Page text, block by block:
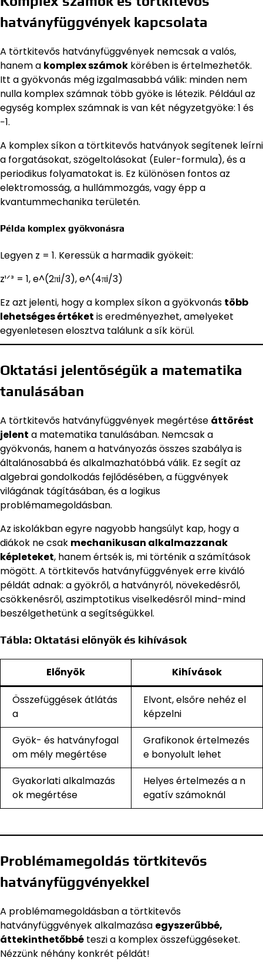
hatványfüggvények kapcsolata
A törtkitevős hatványfüggvények nemcsak a valós,
hanem a komplex számok körében is értelmezhetők.
Itt a gyökvonás még izgalmasabbá válik: minden nem
nulla komplex számnak több gyöke is létezik. Például az
egység komplex számnak is van két négyzetgyöke: 1 és
−1.
A komplex síkon a törtkitevős hatványok segítenek leírni
a forgatásokat, szögeltolásokat (Euler-formula), és a
periodikus folyamatokat is. Ez különösen fontos az
elektromosság, a hullámmozgás, vagy épp a
kvantummechanika területén.
Példa komplex gyökvonásra
Legyen z = 1. Keressük a harmadik gyökeit:
z¹ᐟ³ = 1, e^(2πi/3), e^(4πi/3)
Ez azt jelenti, hogy a komplex síkon a gyökvonás több
lehetséges értéket is eredményezhet, amelyeket
egyenletesen elosztva találunk a sík körül.
Oktatási jelentőségük a matematika
tanulásában
A törtkitevős hatványfüggvények megértése áttörést
jelent a matematika tanulásában. Nemcsak a
gyökvonás, hanem a hatványozás összes szabálya is
általánosabbá és alkalmazhatóbbá válik. Ez segít az
algebrai gondolkodás fejlődésében, a függvények
világának tágításában, és a logikus
problémamegoldásban.
Az iskolákban egyre nagyobb hangsúlyt kap, hogy a
diákok ne csak mechanikusan alkalmazzanak
képleteket, hanem értsék is, mi történik a számítások
mögött. A törtkitevős hatványfüggvények erre kiváló
példát adnak: a gyökről, a hatványról, növekedésről,
csökkenésről, aszimptotikus viselkedésről mind-mind
beszélgethetünk a segítségükkel.
Tábla: Oktatási előnyök és kihívások
Előnyök Kihívások
Összefüggések átlátás
a
Elvont, elsőre nehéz el
képzelni
Gyök- és hatványfogal
om mély megértése
Grafikonok értelmezés
e bonyolult lehet
Gyakorlati alkalmazás
ok megértése
Helyes értelmezés a n
egatív számoknál
Problémamegoldás törtkitevős
hatványfüggvényekkel
A problémamegoldásban a törtkitevős
hatványfüggvények alkalmazása egyszerűbbé,
áttekinthetőbbé teszi a komplex összefüggéseket.
Nézzünk néhány konkrét példát!